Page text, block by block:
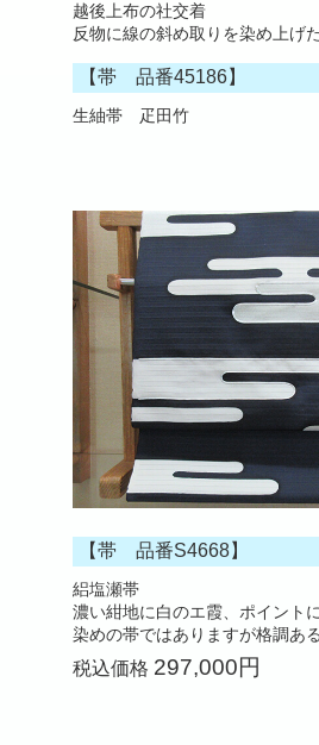
越後上布の社交着
反物に線の斜め取りを染め上げ
【帯 品番45186】
生紬帯 疋田竹
【帯 品番S4668】
絽塩瀬帯
濃い紺地に白のエ霞、ポイント
染めの帯ではありますが格調あ
税込価格 297,000円